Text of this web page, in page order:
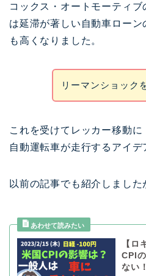
コックス・オートモーティブ
は延滞が著しい自動車ロー
も高くなりました。
リーマンショック
これを受けてレッカー移動
自動運転車が走行するアイデ
以前の記事でも紹介しました
【ロ
CPI
ない